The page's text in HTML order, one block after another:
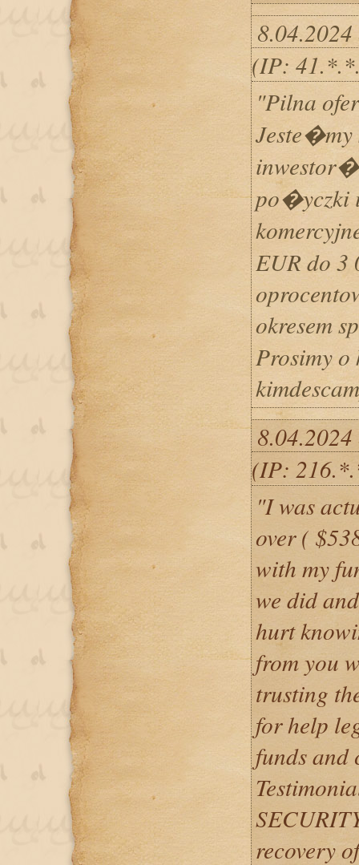
(IP:
"Pilna
Jeste�my
po�yczki
EUR do 3
okresem
Prosimy
(IP:
"I was
over (
with my
we did
hurt
from you
trusting
for help
funds and
recovery